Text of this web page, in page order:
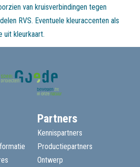
van kruisverbindingen tegen
RVS. Eventuele kleuraccenten als
uit kleurkaart.
Partners
Kennispartners
Productiepartners
Ontwerp